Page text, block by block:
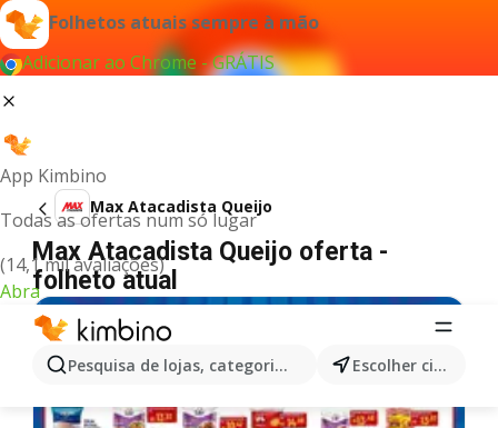
Folhetos atuais sempre à mão
Adicionar ao Chrome - GRÁTIS
App Kimbino
Todas as ofertas num só lugar
(14,1 mil avaliações)
Abra
Pesquisa de lojas, categorias,produtos... Escolher cidade
Max Atacadista Queijo
Max Atacadista Queijo oferta -
folheto atual